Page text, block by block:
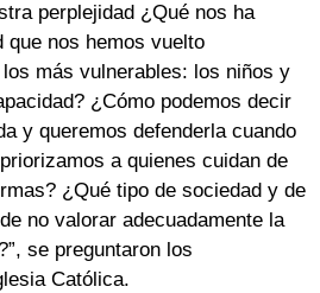
perplejidad ¿Qué nos ha
que nos hemos vuelto
más vulnerables: los niños y
¿Cómo podemos decir
y queremos defenderla cuando
a quienes cuidan de
¿Qué tipo de sociedad y de
no valorar adecuadamente la
se preguntaron los
Católica.